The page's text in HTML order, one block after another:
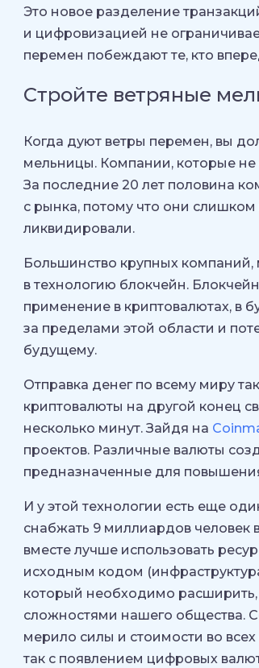
Это новое разделение
и цифровизацией не
перемен побеждают те, кто
Стройте ветряные
Когда дуют ветры перемен, вы
мельницы. Компании, которые
За последние 20 лет половина
с рынка, потому что они
ликвидировали.
Большинство крупных
в технологию блокчейн.
применение в криптовалютах, в
за пределами этой области и
будущему.
Отправка денег по всему миру
криптовалюты на другой конец
несколько минут. Зайдя на
проектов. Различные валюты
предназначенные для
И у этой технологии есть еще
снабжать 9 миллиардов
вместе лучше использовать
исходным кодом
который необходимо расширить,
сложностями нашего общества.
мерило силы и стоимости во
так с появлением цифровых